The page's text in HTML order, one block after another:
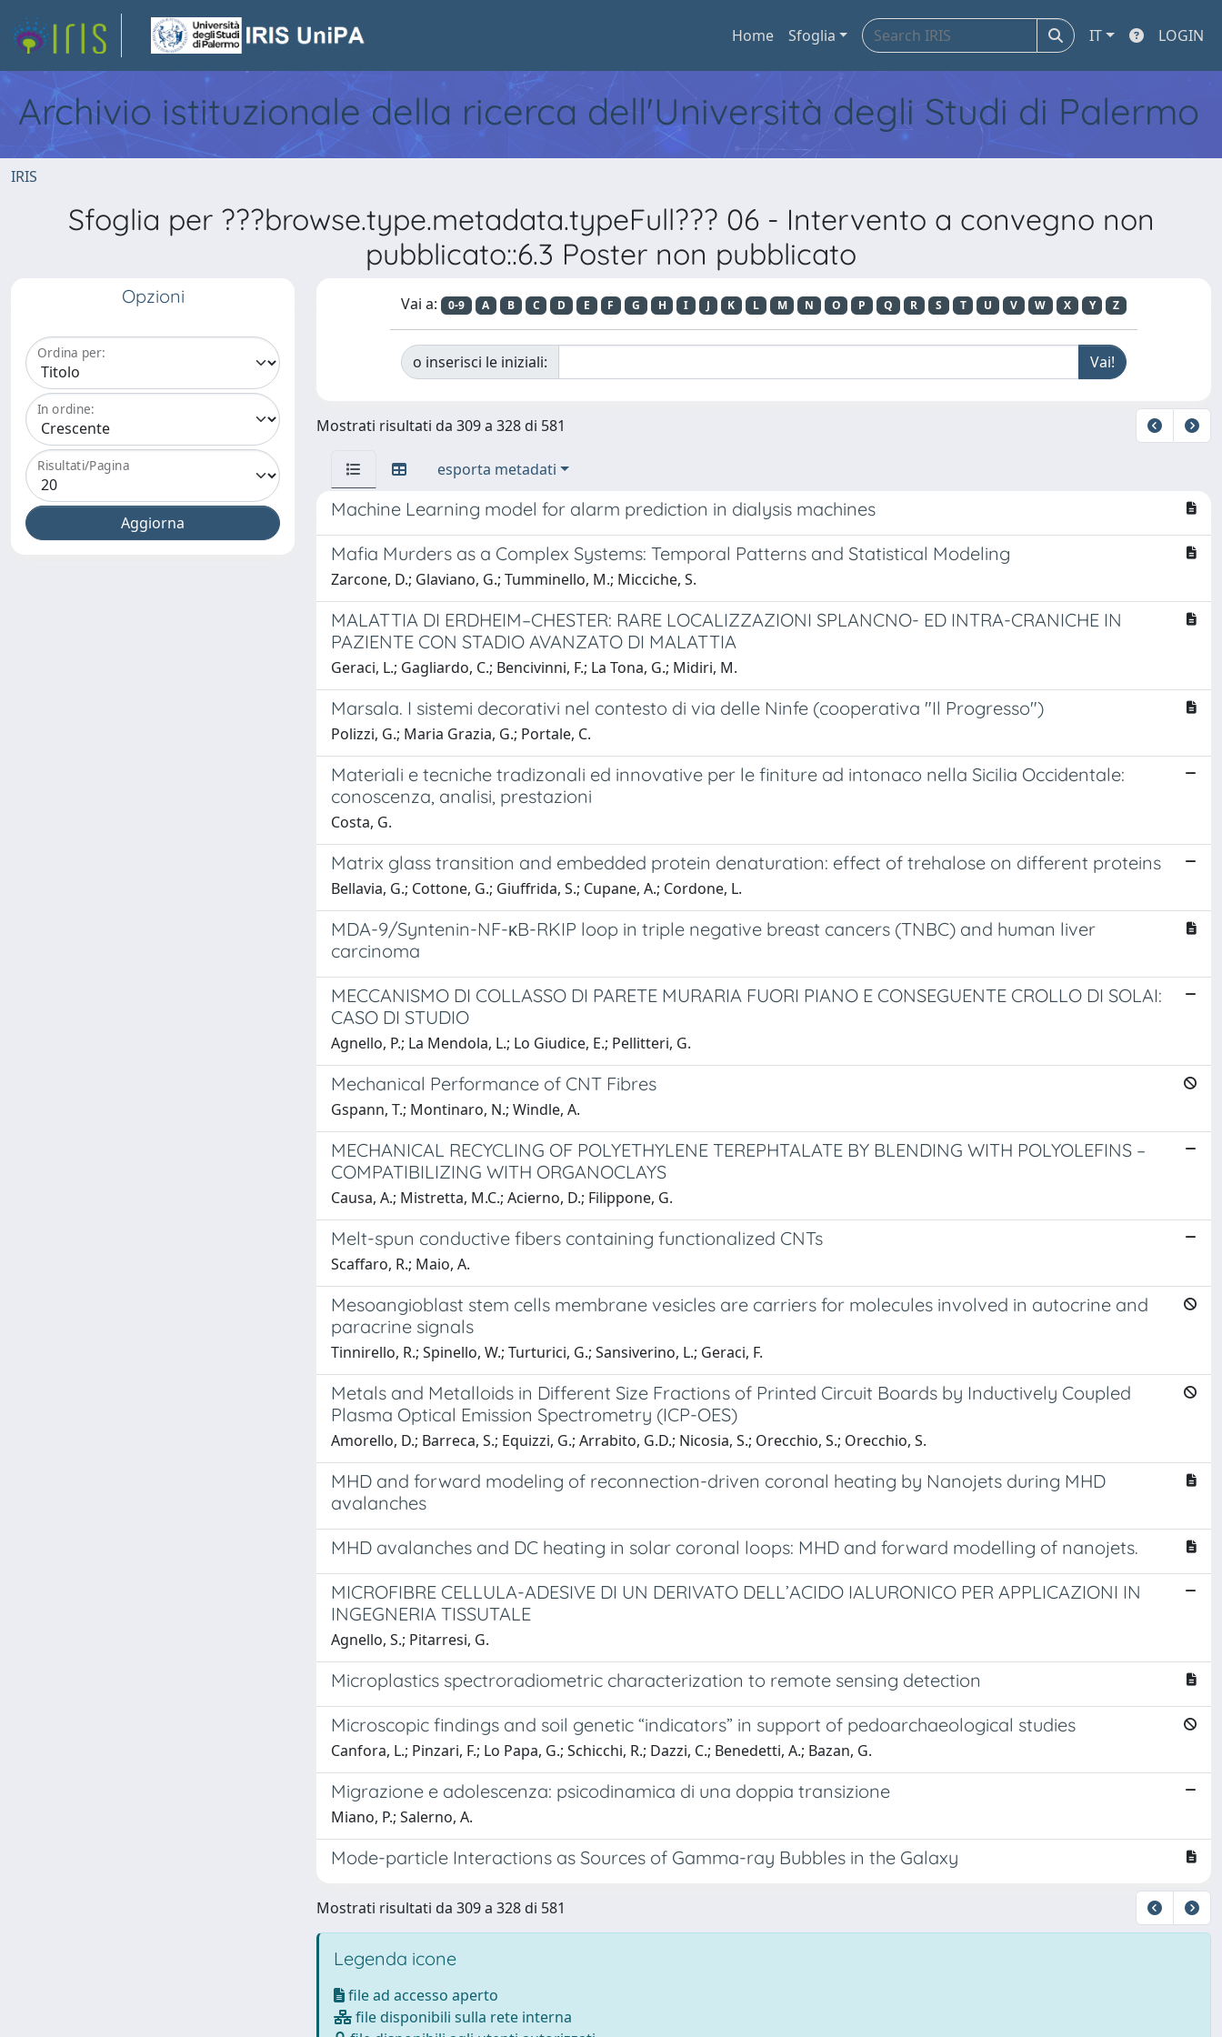
Home Sfoglia IT LOGIN
Archivio istituzionale della ricerca dell'Università degli Studi di Palermo
IRIS
Sfoglia per ???browse.type.metadata.typeFull??? 06 - Intervento a convegno non
pubblicato::6.3 Poster non pubblicato
Opzioni
Ordina per:
In ordine:
Risultati/Pagina
Vai a: 0-9 A B C D E F G H I J K L M N O P Q R S T U V W X Y Z
o inserisci le iniziali:
Mostrati risultati da 309 a 328 di 581
esporta metadati
Machine Learning model for alarm prediction in dialysis machines
Mafia Murders as a Complex Systems: Temporal Patterns and Statistical Modeling
Zarcone, D.; Glaviano, G.; Tumminello, M.; Micciche, S.
MALATTIA DI ERDHEIM–CHESTER: RARE LOCALIZZAZIONI SPLANCNO- ED INTRA-CRANICHE IN
PAZIENTE CON STADIO AVANZATO DI MALATTIA
Geraci, L.; Gagliardo, C.; Bencivinni, F.; La Tona, G.; Midiri, M.
Marsala. I sistemi decorativi nel contesto di via delle Ninfe (cooperativa "Il Progresso")
Polizzi, G.; Maria Grazia, G.; Portale, C.
Materiali e tecniche tradizonali ed innovative per le finiture ad intonaco nella Sicilia Occidentale:
conoscenza, analisi, prestazioni
Costa, G.
Matrix glass transition and embedded protein denaturation: effect of trehalose on different proteins
Bellavia, G.; Cottone, G.; Giuffrida, S.; Cupane, A.; Cordone, L.
MDA-9/Syntenin-NF-κB-RKIP loop in triple negative breast cancers (TNBC) and human liver
carcinoma
MECCANISMO DI COLLASSO DI PARETE MURARIA FUORI PIANO E CONSEGUENTE CROLLO DI SOLAI:
CASO DI STUDIO
Agnello, P.; La Mendola, L.; Lo Giudice, E.; Pellitteri, G.
Mechanical Performance of CNT Fibres
Gspann, T.; Montinaro, N.; Windle, A.
MECHANICAL RECYCLING OF POLYETHYLENE TEREPHTALATE BY BLENDING WITH POLYOLEFINS –
COMPATIBILIZING WITH ORGANOCLAYS
Causa, A.; Mistretta, M.C.; Acierno, D.; Filippone, G.
Melt-spun conductive fibers containing functionalized CNTs
Scaffaro, R.; Maio, A.
Mesoangioblast stem cells membrane vesicles are carriers for molecules involved in autocrine and
paracrine signals
Tinnirello, R.; Spinello, W.; Turturici, G.; Sansiverino, L.; Geraci, F.
Metals and Metalloids in Different Size Fractions of Printed Circuit Boards by Inductively Coupled
Plasma Optical Emission Spectrometry (ICP-OES)
Amorello, D.; Barreca, S.; Equizzi, G.; Arrabito, G.D.; Nicosia, S.; Orecchio, S.; Orecchio, S.
MHD and forward modeling of reconnection-driven coronal heating by Nanojets during MHD
avalanches
MHD avalanches and DC heating in solar coronal loops: MHD and forward modelling of nanojets.
MICROFIBRE CELLULA-ADESIVE DI UN DERIVATO DELL’ACIDO IALURONICO PER APPLICAZIONI IN
INGEGNERIA TISSUTALE
Agnello, S.; Pitarresi, G.
Microplastics spectroradiometric characterization to remote sensing detection
Microscopic findings and soil genetic “indicators” in support of pedoarchaeological studies
Canfora, L.; Pinzari, F.; Lo Papa, G.; Schicchi, R.; Dazzi, C.; Benedetti, A.; Bazan, G.
Migrazione e adolescenza: psicodinamica di una doppia transizione
Miano, P.; Salerno, A.
Mode-particle Interactions as Sources of Gamma-ray Bubbles in the Galaxy
Mostrati risultati da 309 a 328 di 581
Legenda icone
file ad accesso aperto
file disponibili sulla rete interna